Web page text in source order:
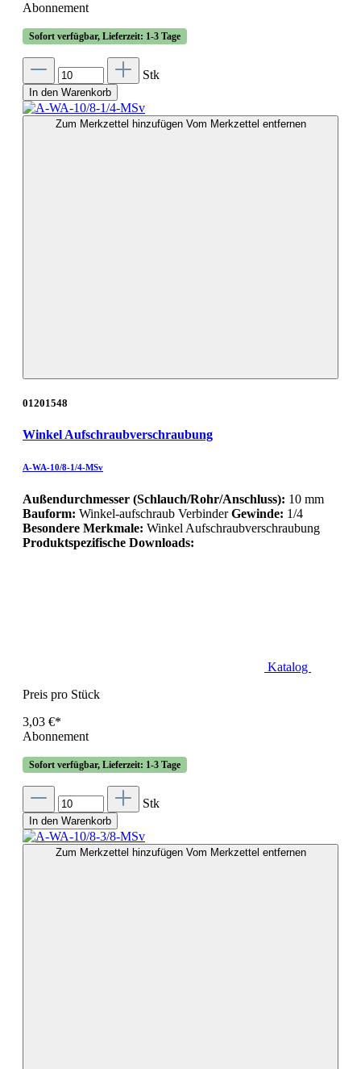
Abonnement
Sofort verfügbar, Lieferzeit: 1-3 Tage
Stk
In den Warenkorb
Zum Merkzettel hinzufügen Vom Merkzettel entfernen
01201548
Winkel Aufschraubverschraubung
A-WA-10/8-1/4-MSv
Außendurchmesser (Schlauch/Rohr/Anschluss): 10 mm
Bauform: Winkel-aufschraub VerbinderGewinde: 1/4
Besondere Merkmale: Winkel Aufschraubverschraubung
Produktspezifische Downloads:
Katalog
Preis pro Stück
3,03 €*
Abonnement
Sofort verfügbar, Lieferzeit: 1-3 Tage
Stk
In den Warenkorb
Zum Merkzettel hinzufügen Vom Merkzettel entfernen